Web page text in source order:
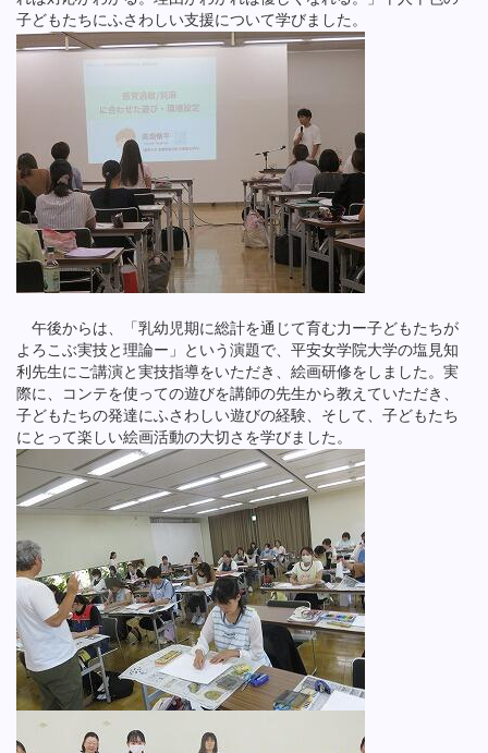
子どもたちにふさわしい支援について学びました。
午後からは、「乳幼児期に総計を通じて育む力ー子どもたちが
よろこぶ実技と理論ー」という演題で、平安女学院大学の塩見知
利先生にご講演と実技指導をいただき、絵画研修をしました。実
際に、コンテを使っての遊びを講師の先生から教えていただき、
子どもたちの発達にふさわしい遊びの経験、そして、子どもたち
にとって楽しい絵画活動の大切さを学びました。